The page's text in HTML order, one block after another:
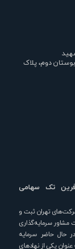
تک سهامی
۰۸/۲۹ در مرجع ثبت شرکت‌های تهران ثبت و
شرکت مشاور سرمایه‌گذاری
نمود. در حال حاضر سرمایه
یکی از نهادهای
دوم، پلاک